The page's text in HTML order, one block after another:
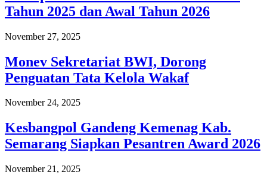
Tahun 2025 dan Awal Tahun 2026
November 27, 2025
Monev Sekretariat BWI, Dorong
Penguatan Tata Kelola Wakaf
November 24, 2025
Kesbangpol Gandeng Kemenag Kab.
Semarang Siapkan Pesantren Award 2026
November 21, 2025